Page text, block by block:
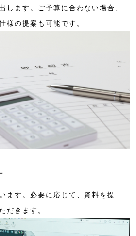
します。ご予算に合わない場合、
様の提案も可能です。
ます。必要に応じて、資料を提
だきます。